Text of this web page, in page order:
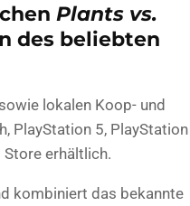
Plants vs.
des beliebten
lokalen Koop- und
PlayStation 5, PlayStation
Store erhältlich.
kombiniert das bekannte